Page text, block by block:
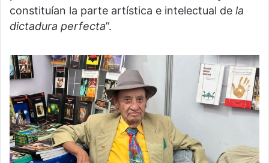
constituían la parte artística e intelectual de la
dictadura perfecta”.